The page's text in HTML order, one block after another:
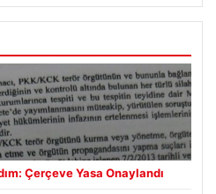
Çerçeve Yasa Onaylandı